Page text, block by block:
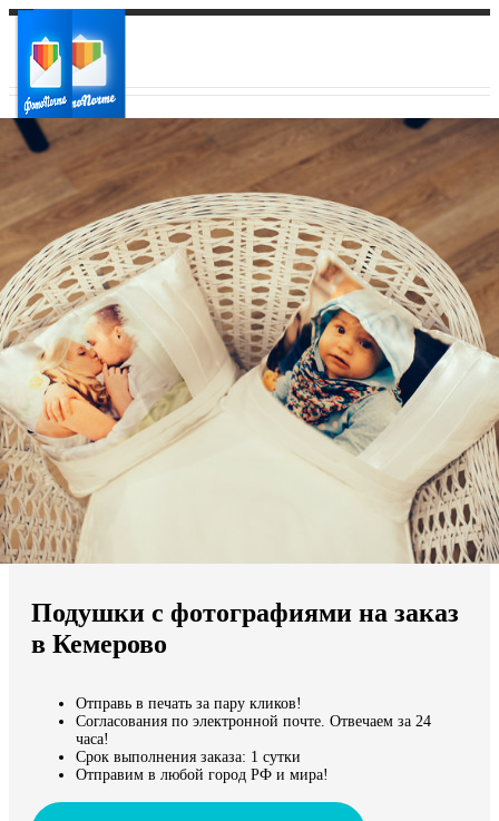
Ваш город:
Ваш регион доставки
Выберите из списка:
Мы доставляем по всему миру
Продолжить без города
Подушки с фотографиями на заказ
в Кемерово
Отправь в печать за пару кликов!
Согласования по электронной почте. Отвечаем за 24
часа!
Срок выполнения заказа: 1 сутки
Отправим в любой город РФ и мира!